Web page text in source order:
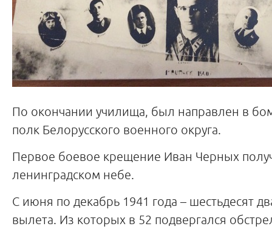
По окончании училища, был направлен в
полк Белорусского военного округа.
Первое боевое крещение Иван Черных
ленинградском небе.
С июня по декабрь 1941 года – шестьдесят
вылета. Из которых в 52 подвергался